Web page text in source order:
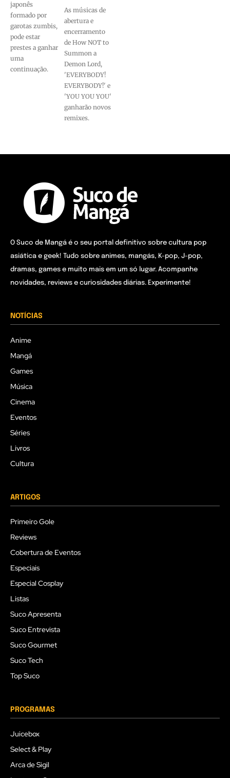
japonês
formado por
garotas zumbis,
pode estar
prestes a ganhar
uma
continuação.
As músicas de
abertura e
encerramento
de How NOT to
Summon a
Demon Lord,
'EVERYBODY!
EVERYBODY!' e
'YOU YOU YOU'
ganharão novos
remixes.
O Suco de Mangá é o seu portal definitivo sobre cultura pop
asiática e geek! Tudo sobre animes, mangás, K-pop, J-pop,
dramas, games e muito mais em um só lugar. Acompanhe
novidades, reviews e curiosidades diárias. Experimente!
NOTÍCIAS
Anime
Mangá
Games
Música
Cinema
Eventos
Séries
Livros
Cultura
ARTIGOS
Primeiro Gole
Reviews
Cobertura de Eventos
Especiais
Especial Cosplay
Listas
Suco Apresenta
Suco Entrevista
Suco Gourmet
Suco Tech
Top Suco
PROGRAMAS
Juicebox
Select & Play
Arca de Sigil